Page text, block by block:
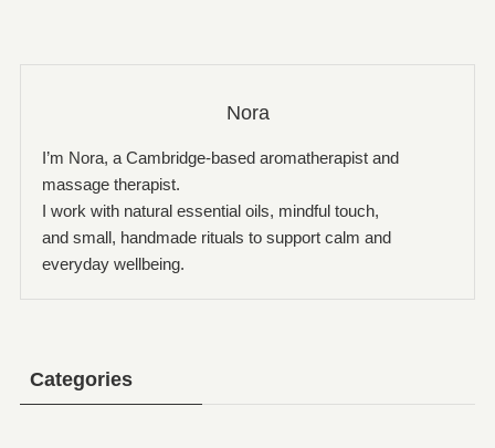
Nora
I’m Nora, a Cambridge-based aromatherapist and
massage therapist.
I work with natural essential oils, mindful touch,
and small, handmade rituals to support calm and
everyday wellbeing.
Categories